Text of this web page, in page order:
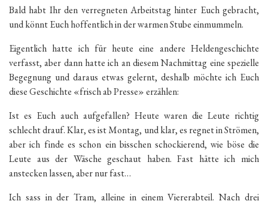
Bald habt Ihr den verregneten Arbeitstag hinter Euch gebracht,
und könnt Euch hoffentlich in der warmen Stube einmummeln.
Eigentlich hatte ich für heute eine andere Heldengeschichte
verfasst, aber dann hatte ich an diesem Nachmittag eine spezielle
Begegnung und daraus etwas gelernt, deshalb möchte ich Euch
diese Geschichte «frisch ab Presse» erzählen:
Ist es Euch auch aufgefallen? Heute waren die Leute richtig
schlecht drauf. Klar, es ist Montag, und klar, es regnet in Strömen,
aber ich finde es schon ein bisschen schockierend, wie böse die
Leute aus der Wäsche geschaut haben. Fast hätte ich mich
anstecken lassen, aber nur fast…
Ich sass in der Tram, alleine in einem Viererabteil. Nach drei